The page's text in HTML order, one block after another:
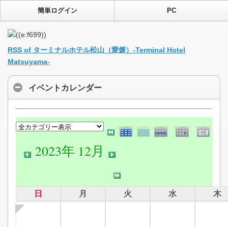
簡単ログイン PC
RSS of ターミナルホテル松山（愛媛）-Terminal Hotel
Matsuyama-
イベントカレンダー
2023年 12月
日 月 火 水 木